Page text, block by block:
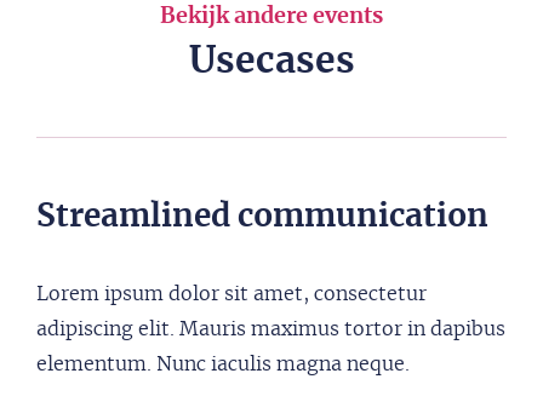
Bekijk andere events
Usecases
Streamlined communication
Lorem ipsum dolor sit amet, consectetur
adipiscing elit. Mauris maximus tortor in dapibus
elementum. Nunc iaculis magna neque.